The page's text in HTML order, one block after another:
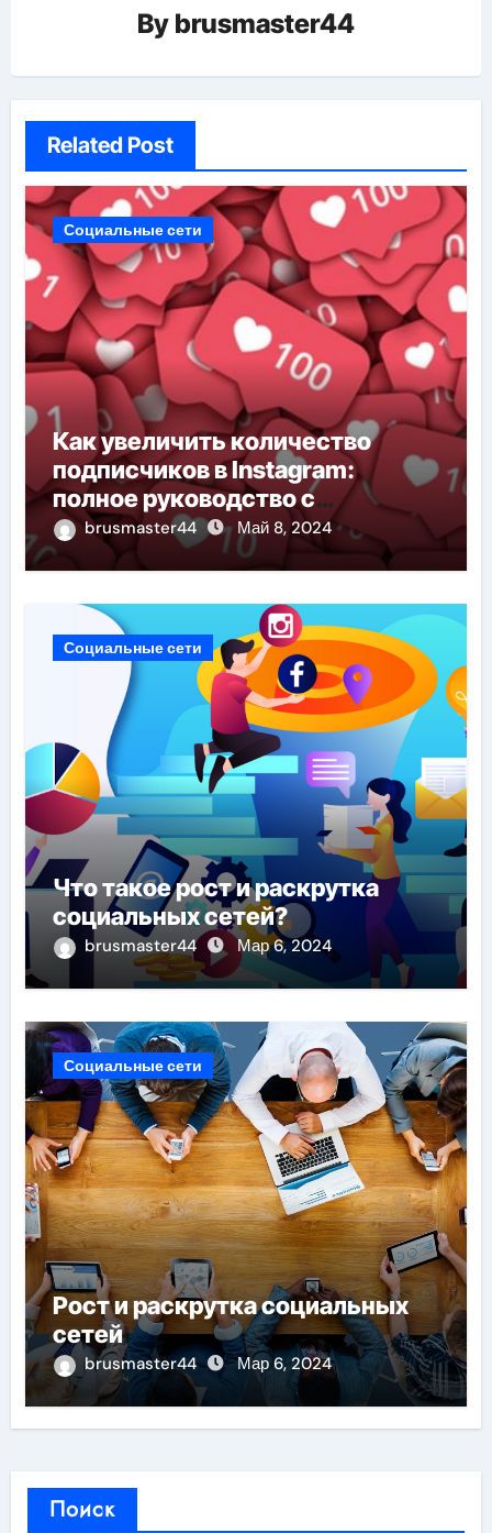
By brusmaster44
Related Post
Социальные сети
Как увеличить количество
подписчиков в Instagram:
полное руководство с
использованием специальных
сервисов
brusmaster44 Май 8, 2024
Социальные сети
Что такое рост и раскрутка
социальных сетей?
brusmaster44 Мар 6, 2024
Социальные сети
Рост и раскрутка социальных
сетей
brusmaster44 Мар 6, 2024
Поиск